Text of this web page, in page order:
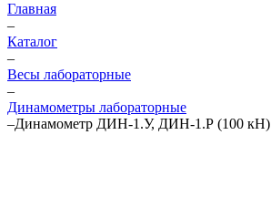
Главная
–
Каталог
–
Весы лабораторные
–
Динамометры лабораторные
–Динамометр ДИН-1.У, ДИН-1.Р (100 кН)